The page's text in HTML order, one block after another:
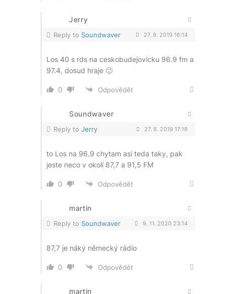
Jerry
Reply to Soundwaver 27. 8. 2019 16:14
Los 40 s rds na ceskobudejovicku 96.9 fm a
97.4, dosud hraje 🙂
0 Odpovědět
Soundwaver
Reply to Jerry 27. 8. 2019 17:18
to Los na 96.9 chytam asi teda taky, pak
jeste neco v okolí 87,7 a 91,5 FM
0 Odpovědět
martin
Reply to Soundwaver 9. 11. 2020 23:14
87,7 je náký německý rádio
0 Odpovědět
martin